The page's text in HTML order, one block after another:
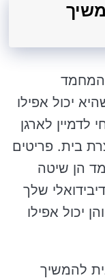
המחמד
יכול אפילו
לדמיין לארגן
בית. פריטים
הן שיטה
שלך
יכול אפילו
להמשיך